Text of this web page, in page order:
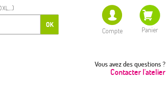
XL,...)
OK
Compte Panier
Vous avez des questions ?
Contacter l'atelier